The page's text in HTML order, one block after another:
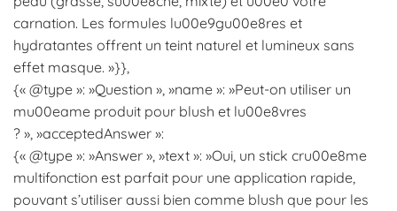
carnation. Les formules lu00e9gu00e8res et
hydratantes offrent un teint naturel et lumineux sans
effet masque. »}},
{« @type »: »Question », »name »: »Peut-on utiliser un
mu00eame produit pour blush et lu00e8vres
? », »acceptedAnswer »:
{« @type »: »Answer », »text »: »Oui, un stick cru00e8me
multifonction est parfait pour une application rapide,
pouvant s’utiliser aussi bien comme blush que pour les